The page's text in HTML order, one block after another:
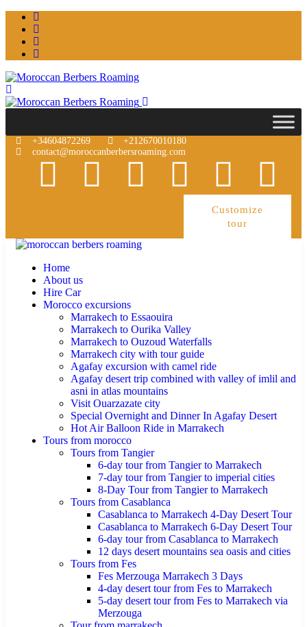
+34604872269
+212670010180
contact@moroccanberbersroaming.com
Customize
tour
Home
About us
Hire Car
Morocco excursions
Marrakech to Essaouira
Marrakech to Ourika Valley
Marrakech to Ouzoud Waterfalls
Marrakech city with tour guide
Agafay excursion with camel ride
Agafay desert trip combined with valley of imlil and
asni in atlas mountains
Visit Ouarzazate city
Special Overnight and Dinner In Agafay Desert
Hot Air Balloon Ride in Marrakech
Tours from morocco
Tours from Tangier
6-day tour from Tangier to Marrakech
7-day tour from Tangier to imperial cities
8-Day Tour from Tangier to Marrakech
Tours from Casablanca
Casablanca to Marrakech 4-Day Desert Tour
Casablanca to Marrakech 6-Day Desert Tour
6-day tour from Casablanca to Marrakech
12 days desert mountains sea oasis and cities
Tours from Fes
Fes Merzouga Marrakech 3 Days
4-day desert tour from Fes to Marrakech
5-day desert tour from Fes to Marrakech via
Merzouga